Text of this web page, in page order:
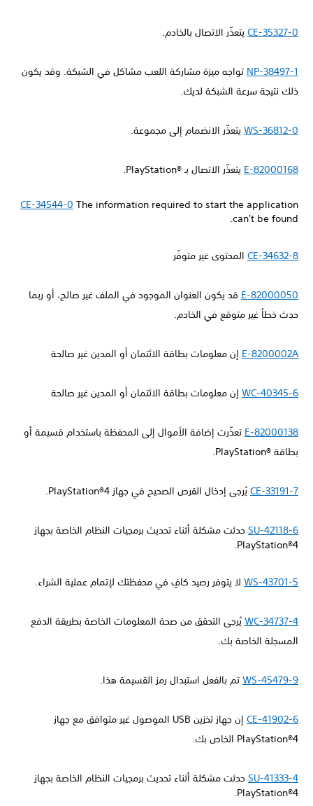
CE-35327-0 يتعذّر الاتصال بالخادم.
NP-38497-1 تواجه ميزة مشاركة اللعب مشاكل في الشبكة. وقد يكون
ذلك نتيجة سرعة الشبكة لديك.
WS-36812-0 يتعذّر الانضمام إلى مجموعة.
E-82000168 يتعذّر الاتصال بـ PlayStation®‎.
CE-34544-0 The information required to start the application
can't be found.
CE-34632-8 المحتوى غير متوفّر
E-82000050 قد يكون العنوان الموجود في الملف غير صالح، أو ربما
حدث خطأ غير متوقع في الخادم.
E-8200002A إن معلومات بطاقة الائتمان أو المدين غير صالحة
WC-40345-6 إن معلومات بطاقة الائتمان أو المدين غير صالحة
E-82000138 تعذّرت إضافة الأموال إلى المحفظة باستخدام قسيمة أو
بطاقة PlayStation®‎.
CE-33191-7 يُرجى إدخال القرص الصحيح في جهاز PlayStation®4.
SU-42118-6 حدثت مشكلة أثناء تحديث برمجيات النظام الخاصة بجهاز
PlayStation®4.
WS-43701-5 لا يتوفر رصيد كافٍ في محفظتك لإتمام عملية الشراء.
WC-34737-4 يُرجى التحقق من صحة المعلومات الخاصة بطريقة الدفع
المسجلة الخاصة بك.
WS-45479-9 تم بالفعل استبدال رمز القسيمة هذا.
CE-41902-6
إن جهاز تخزين USB الموصول غير متوافق مع جهاز
PlayStation®4 الخاص بك.
SU-41333-4 حدثت مشكلة أثناء تحديث برمجيات النظام الخاصة بجهاز
PlayStation®4.